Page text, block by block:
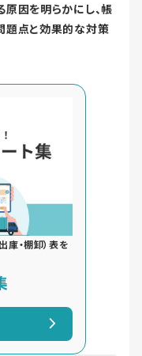
因を明らかにし、帳
題点と効果的な対策
庫・棚卸）表を